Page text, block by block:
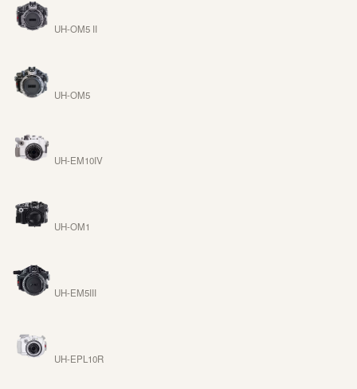
UH-OM5 II
UH-OM5
UH-EM10IV
UH-OM1
UH-EM5III
UH-EPL10R